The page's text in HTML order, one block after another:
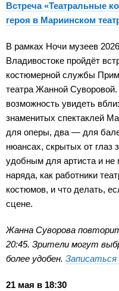
Встреча «Театральные
героя в Мариинском
В рамках Ночи музеев
Владивостоке пройдёт
костюмерной службы
театра Жанной
возможность увидеть
знаменитых спектаклей
для оперы, два — для
нюансах, скрытых от глаз
удобным для артиста и не
наряда, как работники
костюмов, и что делать,
сцене.
Жанна Суворова
20:45. Зрители могут
более удобен. Записаться
21 мая в 18:30